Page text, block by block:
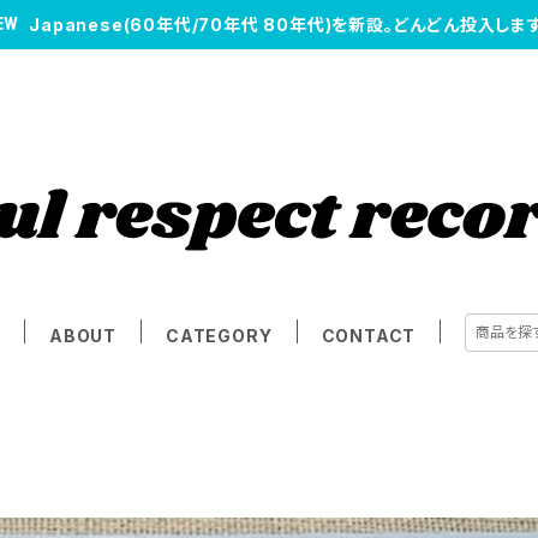
Japanese(60年代/70年代 80年代)を新設。どんどん投入します
ABOUT CATEGORY CONTACT